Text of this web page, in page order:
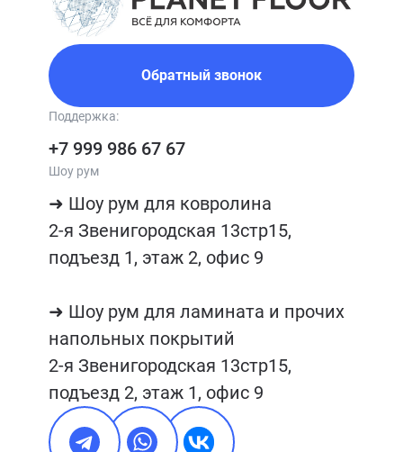
Обратный звонок
Поддержка:
+7 999 986 67 67
Шоу рум
➜ Шоу рум для ковролина
2-я Звенигородская 13стр15,
подъезд 1, этаж 2, офис 9
➜ Шоу рум для ламината и прочих
напольных покрытий
2-я Звенигородская 13стр15,
подъезд 2, этаж 1, офис 9